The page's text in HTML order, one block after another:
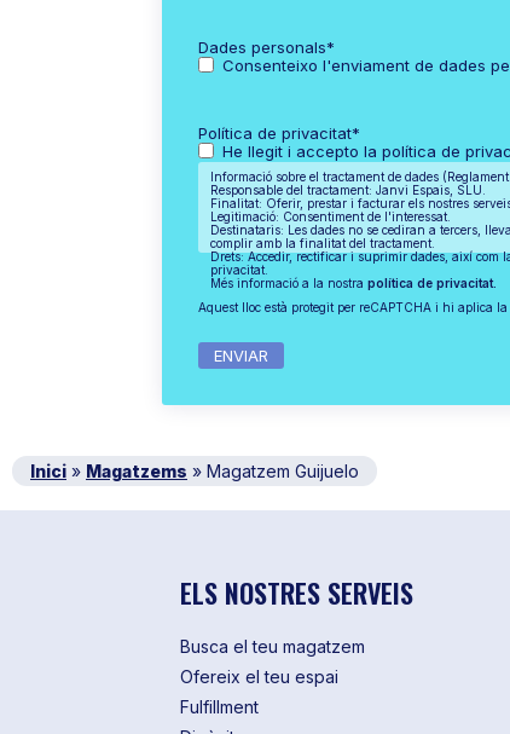
Dades personals*
Consenteixo l'enviament de dades
Política de privacitat*
He llegit i accepto la política de
Informació sobre el tractament de dades
Responsable del tractament: Janvi Espais, SLU.
Finalitat: Oferir, prestar i facturar els nostres
Legitimació: Consentiment de l'interessat.
Destinataris: Les dades no se cediran a tercers,
complir amb la finalitat del tractament.
Drets: Accedir, rectificar i suprimir dades, així com
privacitat.
Més informació a la nostrapolítica de privacitat.
Aquest lloc està protegit per reCAPTCHA i hi aplica
Inici » Magatzems » Magatzem Guijuelo
ELS NOSTRES SERVEIS
Busca el teu magatzem
Ofereix el teu espai
Fulfillment